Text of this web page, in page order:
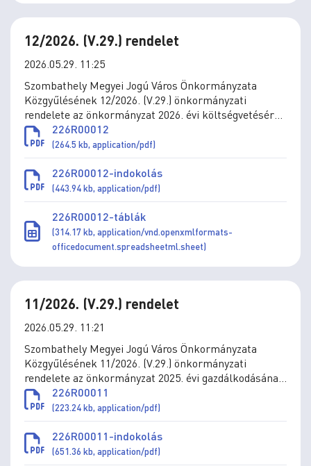
12/2026. (V.29.) rendelet
2026.05.29. 11:25
Szombathely Megyei Jogú Város Önkormányzata
Közgyűlésének 12/2026. (V.29.) önkormányzati
rendelete az önkormányzat 2026. évi költségvetéséről
szóló 3/2026. (II. 27.) önkormányzati rendelet
módosításáról
226R00012
(264.5 kb, application/pdf)
226R00012-indokolás
(443.94 kb, application/pdf)
226R00012-táblák
(314.17 kb, application/vnd.openxmlformats-
officedocument.spreadsheetml.sheet)
11/2026. (V.29.) rendelet
2026.05.29. 11:21
Szombathely Megyei Jogú Város Önkormányzata
Közgyűlésének 11/2026. (V.29.) önkormányzati
rendelete az önkormányzat 2025. évi gazdálkodásának
végrehajtásáról
226R00011
(223.24 kb, application/pdf)
226R00011-indokolás
(651.36 kb, application/pdf)